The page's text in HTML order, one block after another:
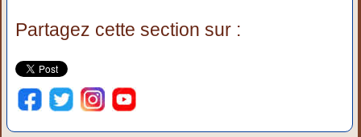
Partagez cette section sur :